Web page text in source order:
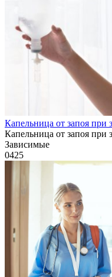
Капельница от запоя при
Капельница от запоя при
Зависимые
0425